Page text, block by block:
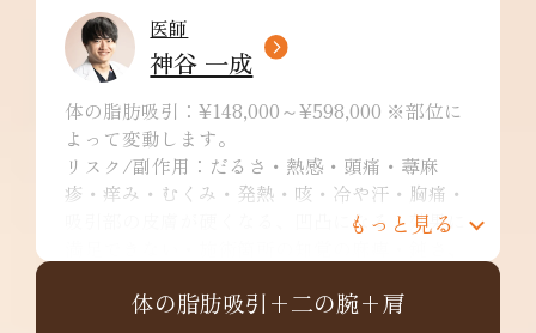
医師
神谷 一成
体の脂肪吸引：¥148,000～¥598,000 ※部位に
よって変動します。
リスク/副作用：だるさ・熱感・頭痛・蕁麻
疹・痒み・むくみ・発熱・咳・冷や汗・胸痛・
吸引部の皮膚が硬くなる、凹凸になる・効果に
ります。
もっと見る
体の脂肪吸引+二の腕+肩